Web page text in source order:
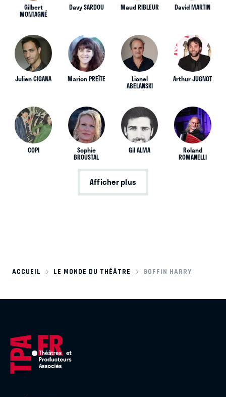
Gilbert
MONTAGNÉ
Davy SARDOU Maud RIBLEUR David MARTIN
Julien CIGANA Marion PREÏTE Lionel
ABELANSKI
Arthur JUGNOT
COPI Sophie
BROUSTAL
Gil ALMA Roland
ROMANELLI
Afficher plus
ACCUEIL LE MONDE DU THÉÂTRE GOFFIN HARRY